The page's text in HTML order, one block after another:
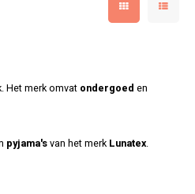
Het merk omvat ondergoed en
pyjama'svan het merk Lunatex.